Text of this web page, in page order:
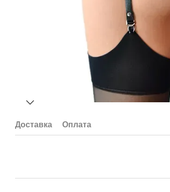
Доставка Оплата